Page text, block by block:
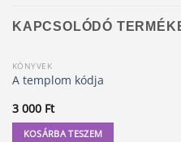
KAPCSOLÓDÓ
KÖNYVEK
A templom kódja
3 000 Ft
KOSÁRBA TESZEM